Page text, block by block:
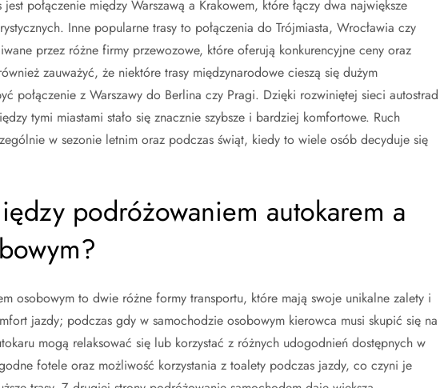
połączenie między Warszawą a Krakowem, które łączy dwa największe
Inne popularne trasy to połączenia do Trójmiasta, Wrocławia czy
przez różne firmy przewozowe, które oferują konkurencyjne ceny oraz
zauważyć, że niektóre trasy międzynarodowe cieszą się dużym
połączenie z Warszawy do Berlina czy Pragi. Dzięki rozwiniętej sieci autostrad
tymi miastami stało się znacznie szybsze i bardziej komfortowe. Ruch
w sezonie letnim oraz podczas świąt, kiedy to wiele osób decyduje się
podróżowaniem autokarem a
osobowym to dwie różne formy transportu, które mają swoje unikalne zalety i
jazdy; podczas gdy w samochodzie osobowym kierowca musi skupić się na
mogą relaksować się lub korzystać z różnych udogodnień dostępnych w
fotele oraz możliwość korzystania z toalety podczas jazdy, co czyni je